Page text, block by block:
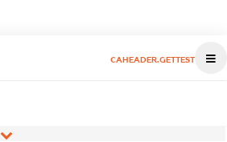
CAHEADER.GETTEST